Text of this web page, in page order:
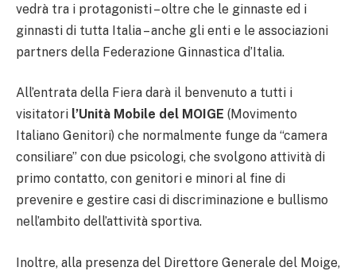
vedrà tra i protagonisti – oltre che le ginnaste ed i
ginnasti di tutta Italia – anche gli enti e le associazioni
partners della Federazione Ginnastica d’Italia.
All’entrata della Fiera darà il benvenuto a tutti i
visitatori l’Unità Mobile del MOIGE (Movimento
Italiano Genitori) che normalmente funge da “camera
consiliare” con due psicologi, che svolgono attività di
primo contatto, con genitori e minori al fine di
prevenire e gestire casi di discriminazione e bullismo
nell’ambito dell’attività sportiva.
Inoltre, alla presenza del Direttore Generale del Moige,